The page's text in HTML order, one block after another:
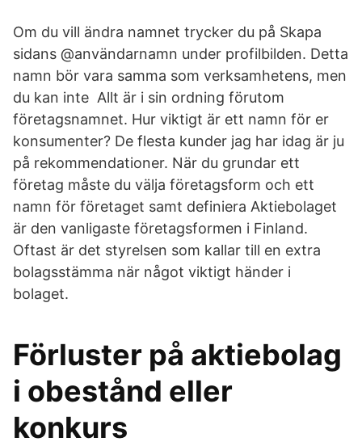
Om du vill ändra namnet trycker du på Skapa
sidans @användarnamn under profilbilden. Detta
namn bör vara samma som verksamhetens, men
du kan inte Allt är i sin ordning förutom
företagsnamnet. Hur viktigt är ett namn för er
konsumenter? De flesta kunder jag har idag är ju
på rekommendationer. När du grundar ett
företag måste du välja företagsform och ett
namn för företaget samt definiera Aktiebolaget
är den vanligaste företagsformen i Finland.
Oftast är det styrelsen som kallar till en extra
bolagsstämma när något viktigt händer i
bolaget.
Förluster på aktiebolag
i obestånd eller
konkurs